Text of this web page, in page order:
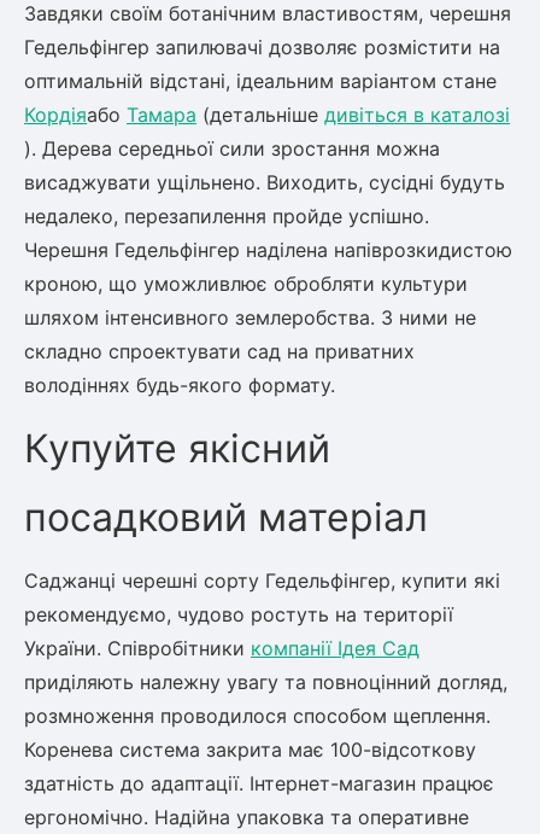
Завдяки своїм ботанічним властивостям, черешня
Гедельфінгер запилювачі дозволяє розмістити на
оптимальній відстані, ідеальним варіантом стане
Кордіяабо Тамара (детальніше дивіться в каталозі
). Дерева середньої сили зростання можна
висаджувати ущільнено. Виходить, сусідні будуть
недалеко, перезапилення пройде успішно.
Черешня Гедельфінгер наділена напіврозкидистою
кроною, що уможливлює обробляти культури
шляхом інтенсивного землеробства. З ними не
складно спроектувати сад на приватних
володіннях будь-якого формату.
Купуйте якісний
посадковий матеріал
Саджанці черешні сорту Гедельфінгер, купити які
рекомендуємо, чудово ростуть на території
України. Співробітники компанії Ідея Сад
приділяють належну увагу та повноцінний догляд,
розмноження проводилося способом щеплення.
Коренева система закрита має 100-відсоткову
здатність до адаптації. Інтернет-магазин працює
ергономічно. Надійна упаковка та оперативне